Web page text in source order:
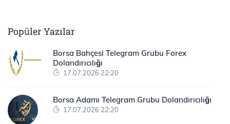
Popüler Yazılar
Borsa Bahçesi Telegram Grubu Forex
Dolandırıcılığı
17.07.2026 22:20
Borsa Adamı Telegram Grubu Dolandırıcılığı
17.07.2026 22:20